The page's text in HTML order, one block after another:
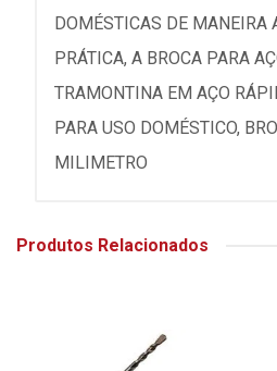
DOMÉSTICAS DE MANEIRA
PRÁTICA, A BROCA PARA
TRAMONTINA EM AÇO
PARA USO DOMÉSTICO,
MILIMETRO
Produtos Relacionados